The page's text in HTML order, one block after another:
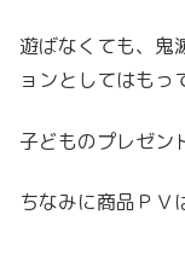
遊ばなくても、鬼
ョンとしてはもっ
子どものプレゼン
ちなみに商品ＰＶ